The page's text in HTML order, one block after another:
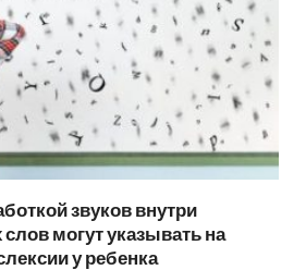
звуков внутри
могут указывать на
у ребенка